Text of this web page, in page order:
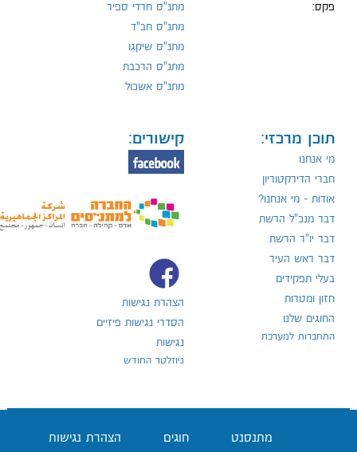
פקס:
מתנ"ס חרדי ספיר
מתנ"ס חב"ד
מתנ"ס שיקגו
מתנ"ס הרכבת
מתנ"ס אשכול
תוכן מרכזי:
מי אנחנו
חברי הדירקטוריון
אודות - מי אנחנו?
דבר מנכ"ל הרשת
דבר יו"ר הרשת
דבר ראש העיר
בעלי תפקידים
חזון ומטרות
החוגים שלנו
התחברות למערכת
קישורים:
הצהרת נגישות
הסדרי נגישות פיזיים
נגישות
ניוזלטר החודש
מתנסנט חוגים הצהרת נגישות